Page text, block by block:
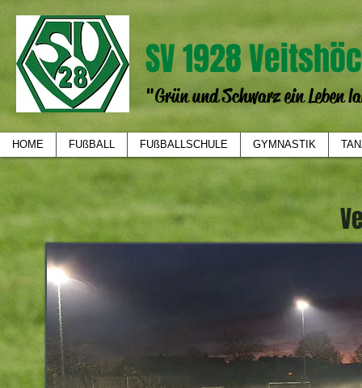
SV 1928
"Grün und Schwarz ein Leben
HOME FUßBALL FUßBALLSCHULE GYMNASTIK